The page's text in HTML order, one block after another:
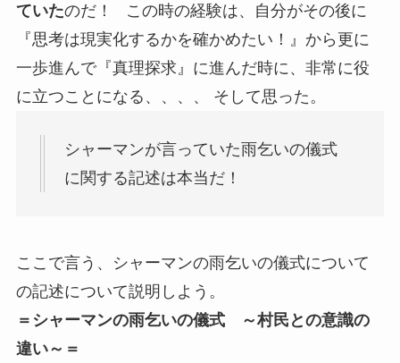
ていたのだ！ この時の経験は、自分がその後に
『思考は現実化するかを確かめたい！』から更に
一歩進んで『真理探求』に進んだ時に、非常に役
に立つことになる、、、、 そして思った。
シャーマンが言っていた雨乞いの儀式
に関する記述は本当だ！
ここで言う、シャーマンの雨乞いの儀式について
の記述について説明しよう。
＝シャーマンの雨乞いの儀式 ～村民との意識の
違い～＝